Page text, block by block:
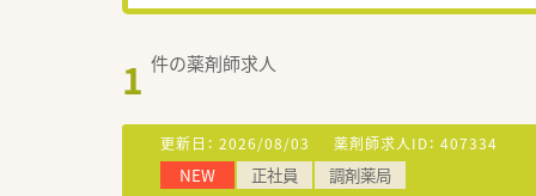
1 件の薬剤師求人
更新日： 2026/08/03 薬剤師求人ID： 407334
NEW 正社員 調剤薬局